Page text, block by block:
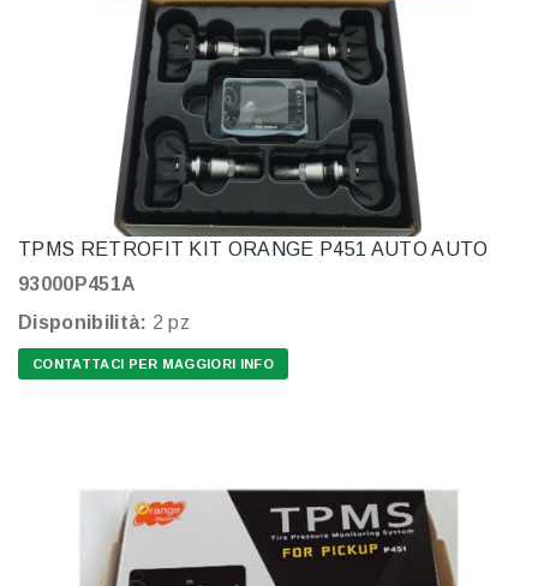
TPMS RETROFIT KIT ORANGE P451 AUTO AUTO
93000P451A
Disponibilità: 2 pz
CONTATTACI PER MAGGIORI INFO